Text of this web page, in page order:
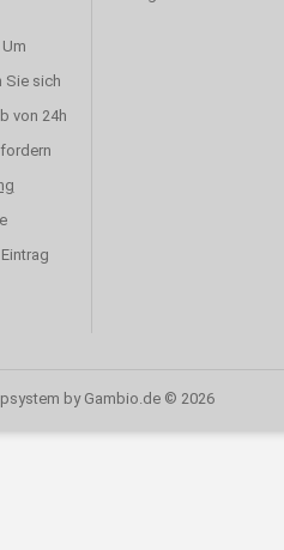
Um
Sie sich
von 24h
by Gambio.de © 2026